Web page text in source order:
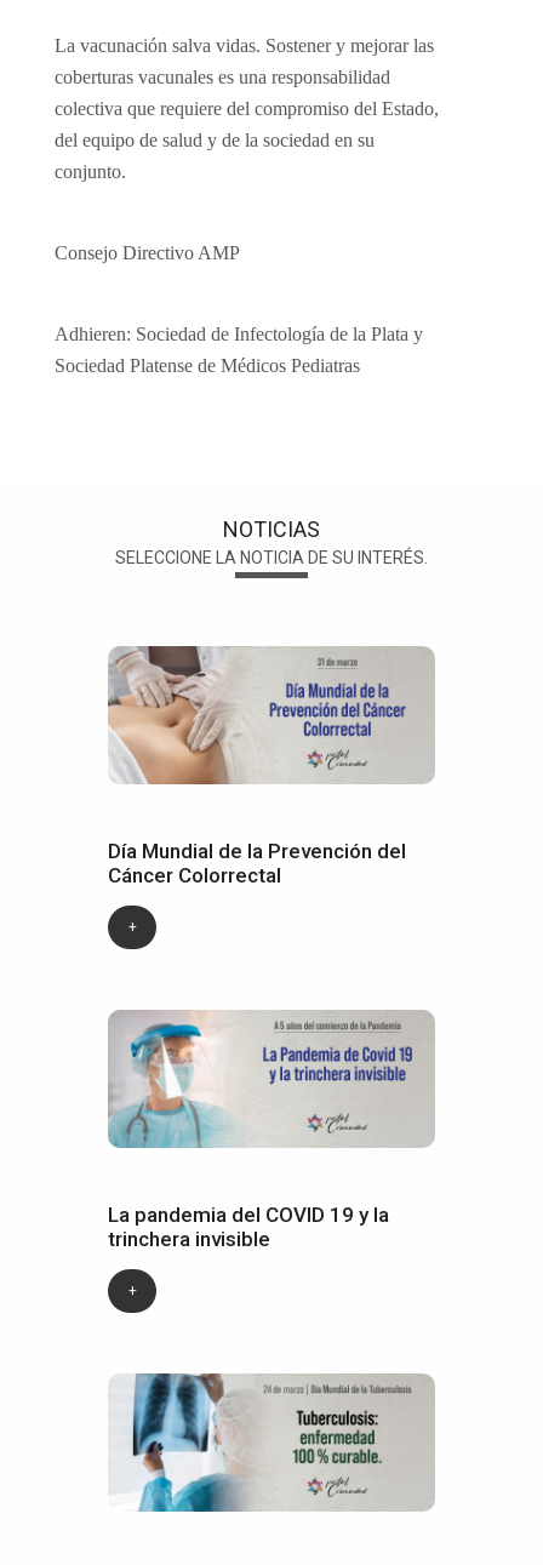
La vacunación salva vidas. Sostener y mejorar las
coberturas vacunales es una responsabilidad
colectiva que requiere del compromiso del Estado,
del equipo de salud y de la sociedad en su
conjunto.
Consejo Directivo AMP
Adhieren: Sociedad de Infectología de la Plata y
Sociedad Platense de Médicos Pediatras
NOTICIAS
SELECCIONE LA NOTICIA DE SU INTERÉS.
Día Mundial de la Prevención del
Cáncer Colorrectal
+
La pandemia del COVID 19 y la
trinchera invisible
+